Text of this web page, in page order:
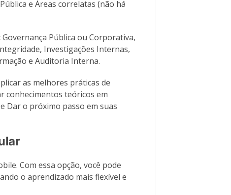
e Áreas correlatas (não há
Governança Pública ou Corporativa,
Investigações Internas,
e Auditoria Interna.
as melhores práticas de
conhecimentos teóricos em
Dar o próximo passo em suas
Com essa opção, você pode
o aprendizado mais flexível e